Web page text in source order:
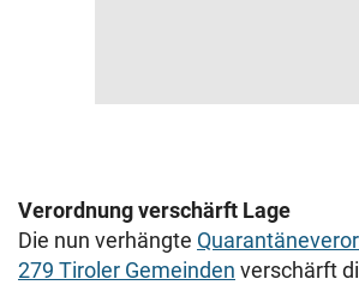
Verordnung verschärft Lage
Die nun verhängte
279 Tiroler Gemeinden verschärft